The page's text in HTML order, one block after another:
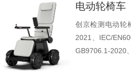
电动轮椅车
创京检测电动轮
2021、IEC/
GB9706.1-2020